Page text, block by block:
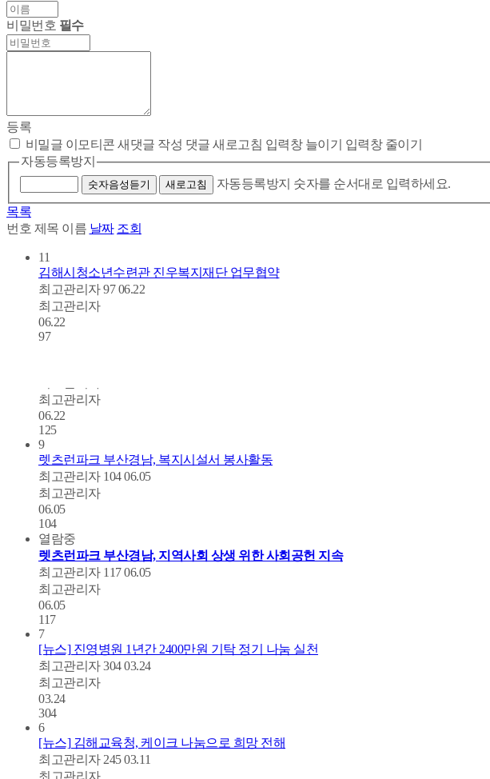
비밀번호 필수
등록
비밀글 이모티콘 새댓글 작성 댓글 새로고침 입력창 늘이기
입력창 줄이기
자동등록방지
숫자음성듣기 새로고침 자동등록방지 숫자를 순서대로 입력하세요.
목록
번호 제목 이름 날짜 조회
11
김해시청소년수련관 진우복지재단 업무협약
최고관리자 97 06.22
최고관리자
06.22
97
최고관리자
06.22
125
9
렛츠런파크 부산경남, 복지시설서 봉사활동
최고관리자 104 06.05
최고관리자
06.05
104
열람중
렛츠런파크 부산경남, 지역사회 상생 위한 사회공헌 지속
최고관리자 117 06.05
최고관리자
06.05
117
7
[뉴스] 진영병원 1년간 2400만원 기탁 정기 나눔 실천
최고관리자 304 03.24
최고관리자
03.24
304
6
[뉴스] 김해교육청, 케이크 나눔으로 희망 전해
최고관리자 245 03.11
최고관리자